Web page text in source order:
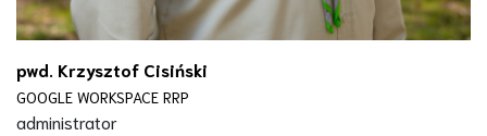
pwd. Krzysztof Cisiński
GOOGLE WORKSPACE RRP
administrator